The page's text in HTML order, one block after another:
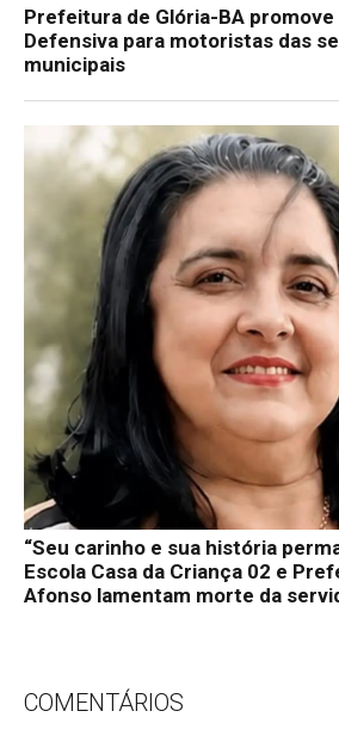
Prefeitura de Glória-BA
Defensiva para motoristas das
municipais
“Seu carinho e sua história
Escola Casa da Criança 02 e
Afonso lamentam morte da
COMENTÁRIOS